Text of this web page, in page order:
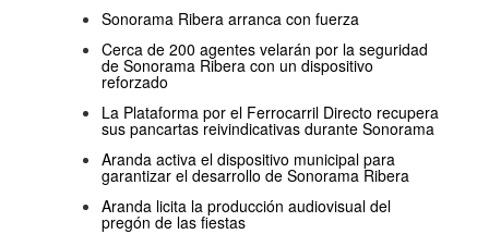
Sonorama Ribera arranca con fuerza
Cerca de 200 agentes velarán por la seguridad
de Sonorama Ribera con un dispositivo
reforzado
La Plataforma por el Ferrocarril Directo recupera
sus pancartas reivindicativas durante Sonorama
Aranda activa el dispositivo municipal para
garantizar el desarrollo de Sonorama Ribera
Aranda licita la producción audiovisual del
pregón de las fiestas